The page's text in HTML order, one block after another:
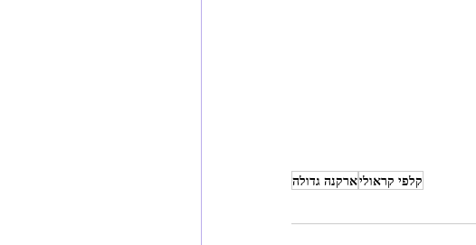
קלפי קראוליארקנה גדולה